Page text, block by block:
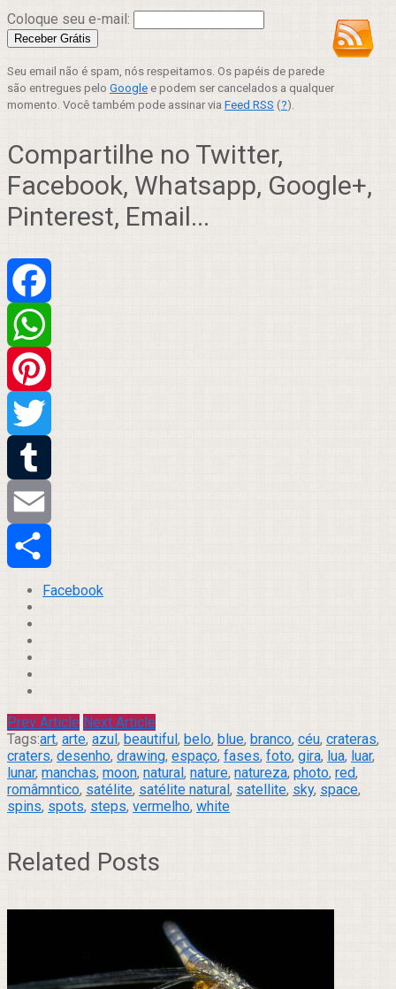
Coloque seu e-mail:
Seu email não é spam, nós respeitamos. Os papéis de parede
são entregues pelo Google e podem ser cancelados a qualquer
momento. Você também pode assinar via Feed RSS (?).
Compartilhe no Twitter,
Facebook, Whatsapp, Google+,
Pinterest, Email...
Facebook
WhatsApp
Pinterest
Twitter
Tumblr
Email
Compartilhar
Facebook
Prev Article Next Article
Tags:art, arte, azul, beautiful, belo, blue, branco, céu, crateras,
craters, desenho, drawing, espaço, fases, foto, gira, lua, luar,
lunar, manchas, moon, natural, nature, natureza, photo, red,
româmntico, satélite, satélite natural, satellite, sky, space,
spins, spots, steps, vermelho, white
Related Posts